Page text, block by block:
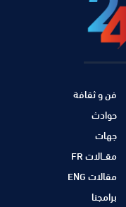
فن و ثقافة
حوادث
جهات
مقــالات FR
مقالات ENG
برامجنا